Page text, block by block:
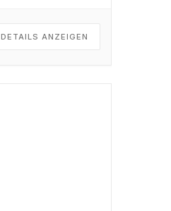
DETAILS ANZEIGEN